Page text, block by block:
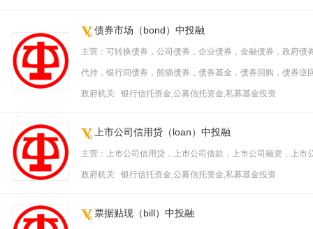
债券市场（bond）中投融
主营：可转换债券，公司债券，企业债券，金融债券，政府
代持，银行间债券，熊猫债券，债券基金，债券回购，债券逆
政府机关 银行信托资金,公募信托资金,私募基金投资
上市公司信用贷（loan）中投融
主营：上市公司信用贷，上市公司借款，上市公司融资，上市
政府机关 银行信托资金,公募信托资金,私募基金投资
票据贴现（bill）中投融